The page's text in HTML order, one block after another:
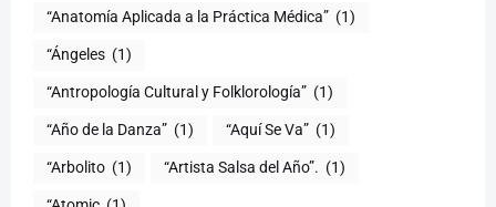
“Anatomía Aplicada a la Práctica Médica” (1)
“Ángeles (1)
“Antropología Cultural y Folklorología” (1)
“Año de la Danza” (1) “Aquí Se Va” (1)
“Arbolito (1) “Artista Salsa del Año”. (1)